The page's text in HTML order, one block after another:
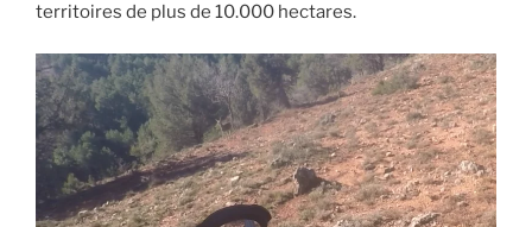
territoires de plus de 10.000 hectares.